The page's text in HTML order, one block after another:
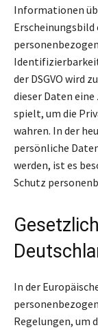
Informationen
der DSGVO wird
dieser Daten
spielt, um die
wahren. In der
persönliche
werden, ist es
Schutz
In der
Regelungen, um